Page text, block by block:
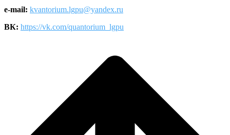
e-mail: kvantorium.lgpu@yandex.ru
ВК: https://vk.com/quantorium_lgpu